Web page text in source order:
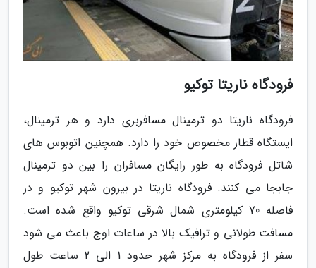
فرودگاه ناریتا توکیو
فرودگاه ناریتا دو ترمینال مسافربری دارد و هر ترمینال،
ایستگاه قطار مخصوص خود را دارد. همچنین اتوبوس های
شاتل فرودگاه به طور رایگان مسافران را بین دو ترمینال
جابجا می کنند. فرودگاه ناریتا در بیرون شهر توکیو و در
فاصله 70 کیلومتری شمال شرقی توکیو واقع شده است.
مسافت طولانی و ترافیک بالا در ساعات اوج باعث می شود
سفر از فرودگاه به مرکز شهر حدود 1 الی 2 ساعت طول